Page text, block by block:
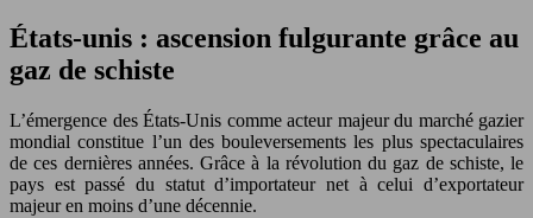
États-unis : ascension fulgurante grâce au
gaz de schiste
L’émergence des États-Unis comme acteur majeur du marché gazier
mondial constitue l’un des bouleversements les plus spectaculaires
de ces dernières années. Grâce à la révolution du gaz de schiste, le
pays est passé du statut d’importateur net à celui d’exportateur
majeur en moins d’une décennie.